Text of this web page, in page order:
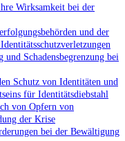
Wirksamkeit bei​ der
und⁢ der
Schadensbegrenzung bei
Schutz von Identitäten und
für Identitätsdiebstahl
von Opfern von
⁤der ⁢Krise
bei ​der ⁣Bewältigung